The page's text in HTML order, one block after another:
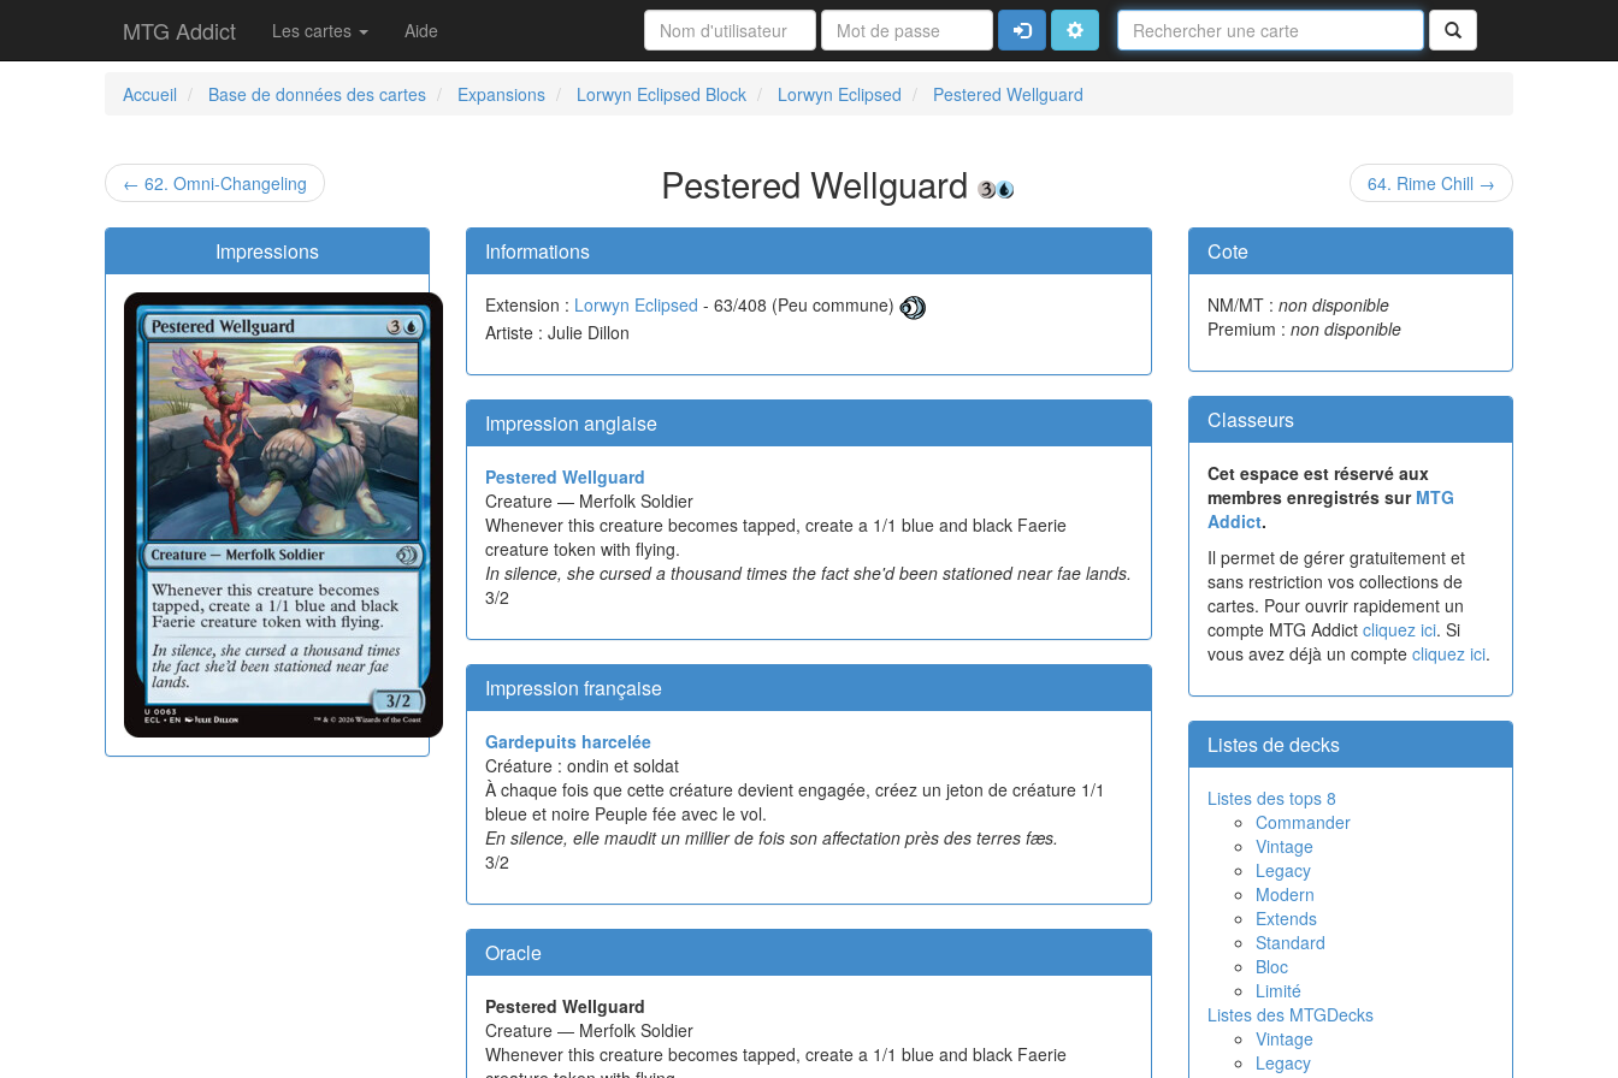
MTG Addict Les cartes Aide
Nom
de
la
Rechercher
ConnexionAvancé
Accueil
Base de données des cartes Expansions Lorwyn Eclipsed Block Lorwyn Eclipsed Pestered Wellguard
← 62. Omni-Changeling Pestered Wellguard 64. Rime Chill →
Impressions Informations
Extension : Lorwyn Eclipsed - 63/408 (Peu commune)
Artiste : Julie Dillon
Impression anglaise
Pestered Wellguard
Creature — Merfolk Soldier
Whenever this creature becomes tapped, create a 1/1 blue and black Faerie
creature token with flying.
In silence, she cursed a thousand times the fact she'd been stationed near fae lands.
3/2
Impression française
Gardepuits harcelée
Créature : ondin et soldat
À chaque fois que cette créature devient engagée, créez un jeton de créature 1/1
bleue et noire Peuple fée avec le vol.
En silence, elle maudit un millier de fois son affectation près des terres fæs.
3/2
Oracle
Pestered Wellguard
Creature — Merfolk Soldier
Whenever this creature becomes tapped, create a 1/1 blue and black Faerie
Cote
NM/MT : non disponible
Premium : non disponible
Classeurs
Cet espace est réservé aux
membres enregistrés sur MTG
Addict.
Il permet de gérer gratuitement et
sans restriction vos collections de
cartes. Pour ouvrir rapidement un
compte MTG Addict cliquez ici. Si
vous avez déjà un compte cliquez ici.
Listes de decks
Listes des tops 8
Commander
Vintage
Legacy
Modern
Extends
Standard
Bloc
Limité
Listes des MTGDecks
Vintage
Legacy